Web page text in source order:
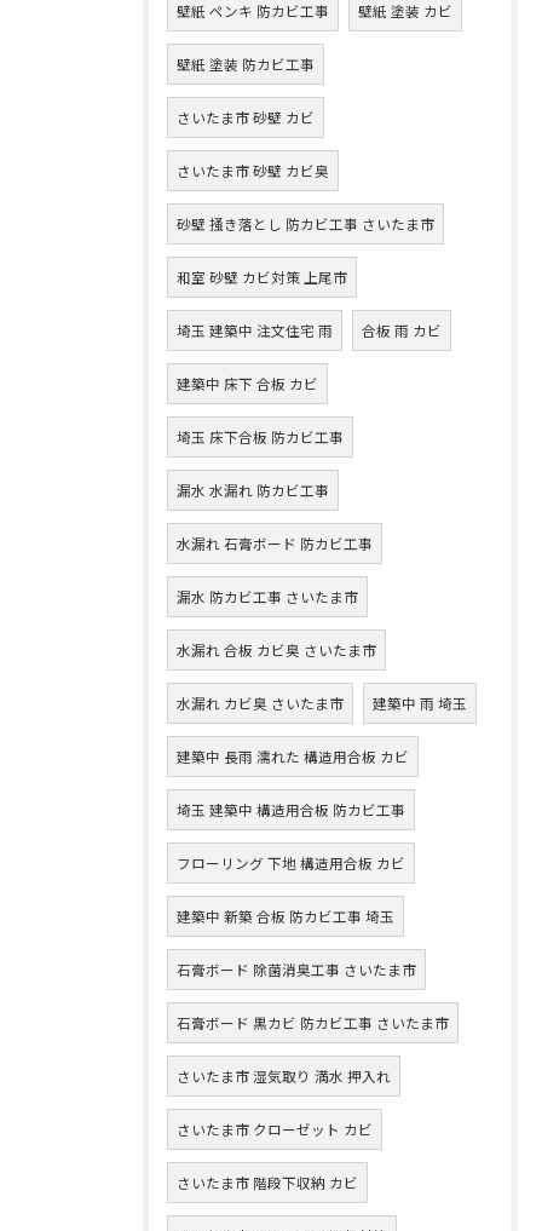
壁紙 ペンキ 防カビ工事 壁紙 塗装 カビ
壁紙 塗装 防カビ工事
さいたま市 砂壁 カビ
さいたま市 砂壁 カビ臭
砂壁 掻き落とし 防カビ工事 さいたま市
和室 砂壁 カビ対策 上尾市
埼玉 建築中 注文住宅 雨 合板 雨 カビ
建築中 床下 合板 カビ
埼玉 床下合板 防カビ工事
漏水 水漏れ 防カビ工事
水漏れ 石膏ボード 防カビ工事
漏水 防カビ工事 さいたま市
水漏れ 合板 カビ臭 さいたま市
水漏れ カビ臭 さいたま市 建築中 雨 埼玉
建築中 長雨 濡れた 構造用合板 カビ
埼玉 建築中 構造用合板 防カビ工事
フローリング 下地 構造用合板 カビ
建築中 新築 合板 防カビ工事 埼玉
石膏ボード 除菌消臭工事 さいたま市
石膏ボード 黒カビ 防カビ工事 さいたま市
さいたま市 湿気取り 満水 押入れ
さいたま市 クローゼット カビ
さいたま市 階段下収納 カビ